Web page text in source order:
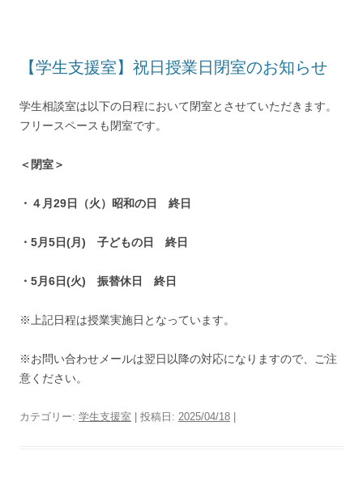
【学生支援室】祝日授業日閉室のお知らせ
学生相談室は以下の日程において閉室とさせていただきます。
フリースペースも閉室です。
＜閉室＞
・４月29日（火）昭和の日 終日
・5月5日(月) 子どもの日 終日
・5月6日(火) 振替休日 終日
※上記日程は授業実施日となっています。
※お問い合わせメールは翌日以降の対応になりますので、ご注
意ください。
カテゴリー: 学生支援室 | 投稿日: 2025/04/18